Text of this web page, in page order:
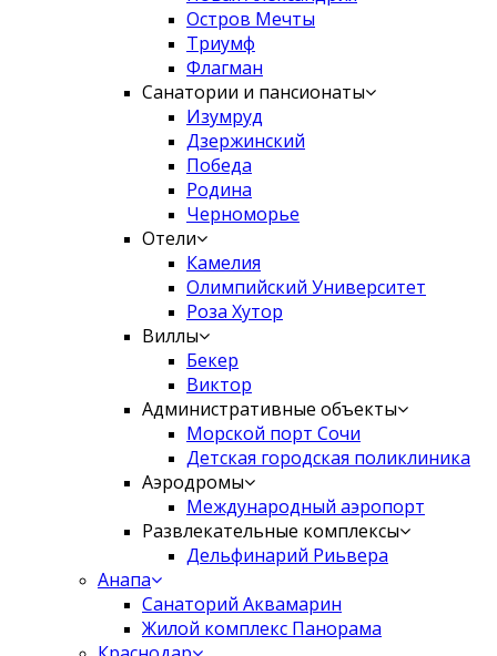
Остров Мечты
Триумф
Флагман
Санатории и пансионаты
Изумруд
Дзержинский
Победа
Родина
Черноморье
Отели
Камелия
Олимпийский Университет
Роза Хутор
Виллы
Бекер
Виктор
Административные объекты
Морской порт Сочи
Детская городская поликлиника
Аэродромы
Международный аэропорт
Развлекательные комплексы
Дельфинарий Риьвера
Анапа
Санаторий Аквамарин
Жилой комплекс Панорама